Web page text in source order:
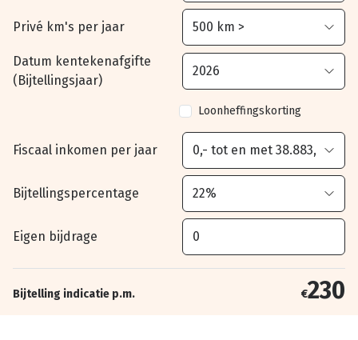
Privé km's per jaar
Datum kentekenafgifte
(Bijtellingsjaar)
Loonheffingskorting
Fiscaal inkomen per jaar
Bijtellingspercentage
Eigen bijdrage
Bijtelling indicatie p.m. €230